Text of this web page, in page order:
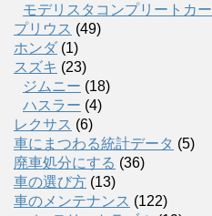
モデリスタコンプリートカー
プリウス (49)
ホンダ (1)
スズキ (23)
ジムニー (18)
ハスラー (4)
レクサス (6)
車にまつわる統計データ (5)
廃車処分にする (36)
車の選び方 (13)
車のメンテナンス (122)